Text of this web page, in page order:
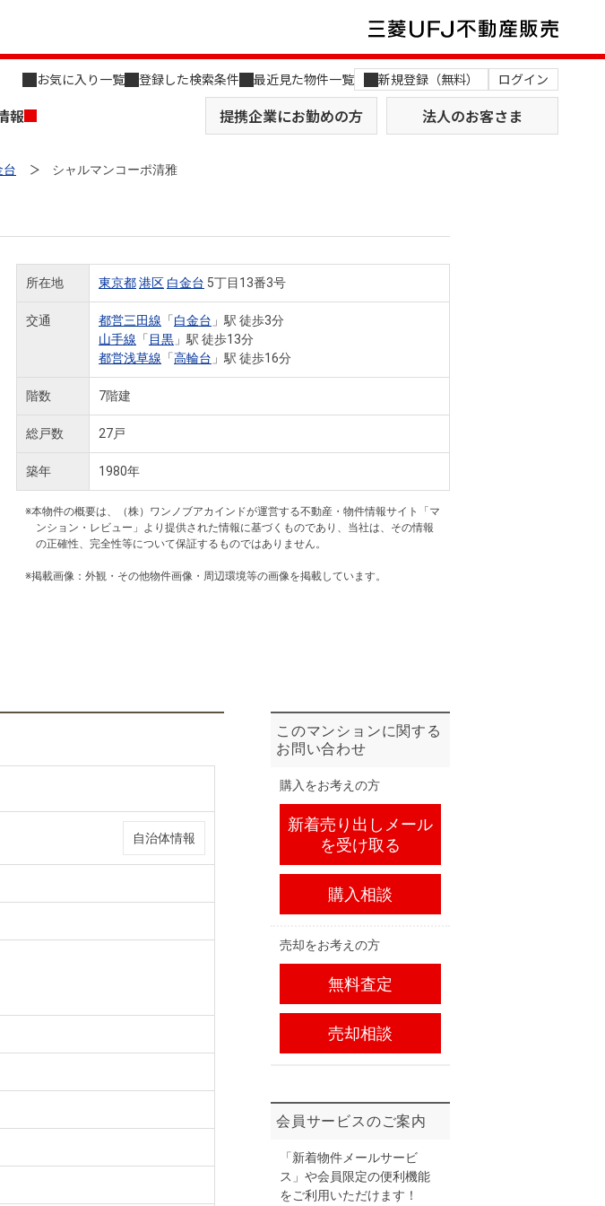
お気に入り一覧 登録した検索条件 最近見た物件一覧 新規登録（無料） ログイン
報 提携企業にお勤めの方 法人のお客さま
建てを探す 土地を探す
ン
AI不動産査定
店舗のご案内（関西）
MUFG Way
役員一覧
台 シャルマンコーポ清雅
所在地 東京都港区 白金台 5丁目13番3号
交通 都営三田線 「白金台 」駅 徒歩3分
山手線 「 目黒 」駅 徒歩13分
都営浅草線 「高輪台 」駅 徒歩16分
階数 7階建
総戸数 27戸
築年 1980年
※本物件の概要は、（株）ワンノブアカインドが運営する不動産・物件情報サイト「マ
ンション・レビュー」より提供された情報に基づくものであり、当社は、その情報
の正確性、完全性等について保証するものではありません。
※掲載画像：外観・その他物件画像・周辺環境等の画像を掲載しています。
自治体情報
このマンションに関する
お問い合わせ
購入をお考えの方
新着売り出しメール
を受け取る
購入相談
売却をお考えの方
無料査定
売却相談
会員サービスのご案内
「新着物件メールサービ
ス」や会員限定の便利機能
をご利用いただけます！